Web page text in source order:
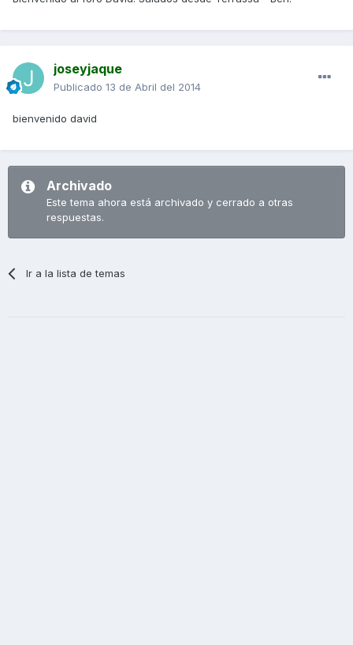
joseyjaque
Publicado 13 de Abril del 2014
bienvenido david
Archivado
Este tema ahora está archivado y cerrado a otras
respuestas.
Ir a la lista de temas